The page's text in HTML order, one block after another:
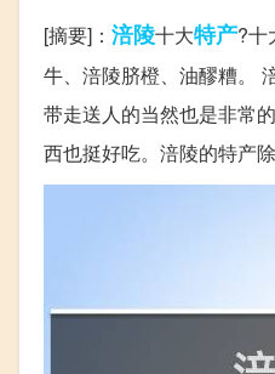
[摘要]： 涪陵十大特产?十
牛、涪陵脐橙、油醪糟。
带走送人的当然也是非常
西也挺好吃。涪陵的特产